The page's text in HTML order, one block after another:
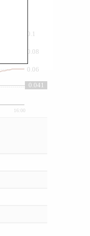
16:00
0.04
0.06
0.08
0.1
0.041